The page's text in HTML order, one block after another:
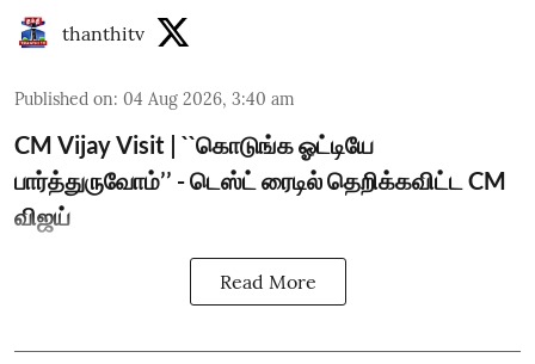
thanthitv
Published on: 04 Aug 2026, 3:40 am
CM Vijay Visit | ``கொடுங்க ஓட்டியே
பார்த்துருவோம்’’ - டெஸ்ட் ரைடில் தெறிக்கவிட்ட CM
விஜய்
Read More